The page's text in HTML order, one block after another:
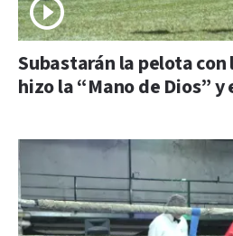
Subastarán la pelota con
hizo la “Mano de Dios” y